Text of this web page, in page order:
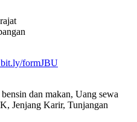
bit.ly/formJBU
dan makan, Uang sewa
Jenjang Karir, Tunjangan